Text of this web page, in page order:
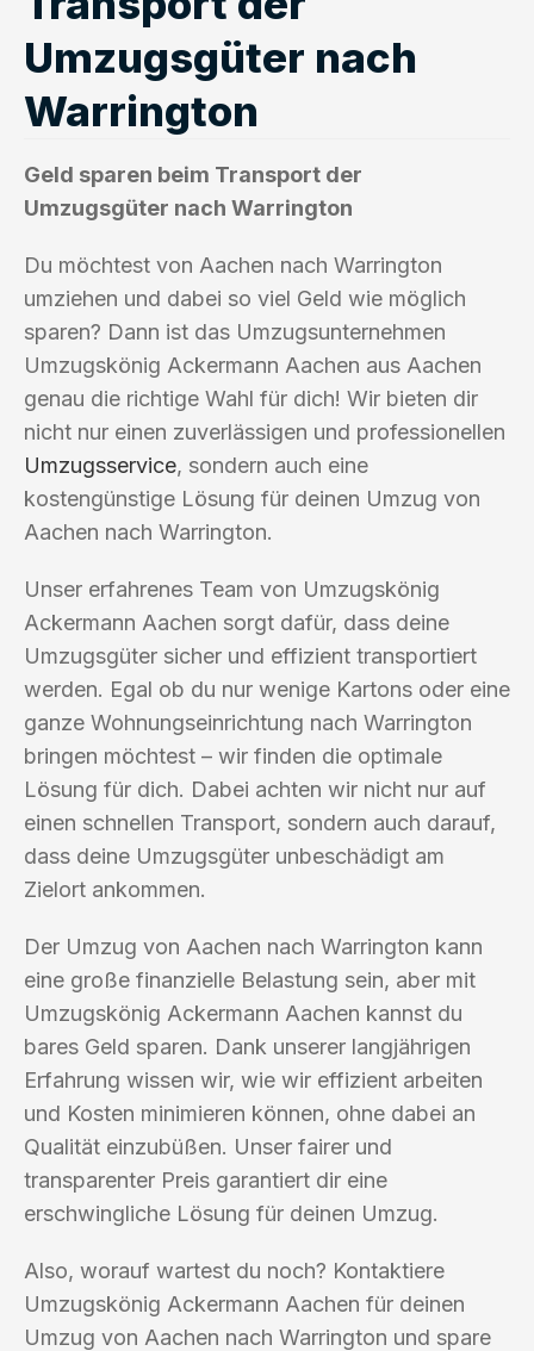
Umzugsgüter nach
Warrington
Geld sparen beim Transport der
Umzugsgüter nach Warrington
Du möchtest von Aachen nach Warrington
umziehen und dabei so viel Geld wie möglich
sparen? Dann ist das Umzugsunternehmen
Umzugskönig Ackermann Aachen aus Aachen
genau die richtige Wahl für dich! Wir bieten dir
nicht nur einen zuverlässigen und professionellen
Umzugsservice, sondern auch eine
kostengünstige Lösung für deinen Umzug von
Aachen nach Warrington.
Unser erfahrenes Team von Umzugskönig
Ackermann Aachen sorgt dafür, dass deine
Umzugsgüter sicher und effizient transportiert
werden. Egal ob du nur wenige Kartons oder eine
ganze Wohnungseinrichtung nach Warrington
bringen möchtest – wir finden die optimale
Lösung für dich. Dabei achten wir nicht nur auf
einen schnellen Transport, sondern auch darauf,
dass deine Umzugsgüter unbeschädigt am
Zielort ankommen.
Der Umzug von Aachen nach Warrington kann
eine große finanzielle Belastung sein, aber mit
Umzugskönig Ackermann Aachen kannst du
bares Geld sparen. Dank unserer langjährigen
Erfahrung wissen wir, wie wir effizient arbeiten
und Kosten minimieren können, ohne dabei an
Qualität einzubüßen. Unser fairer und
transparenter Preis garantiert dir eine
erschwingliche Lösung für deinen Umzug.
Also, worauf wartest du noch? Kontaktiere
Umzugskönig Ackermann Aachen für deinen
Umzug von Aachen nach Warrington und spare